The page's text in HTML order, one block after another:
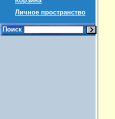
Личное пространство
Поиск